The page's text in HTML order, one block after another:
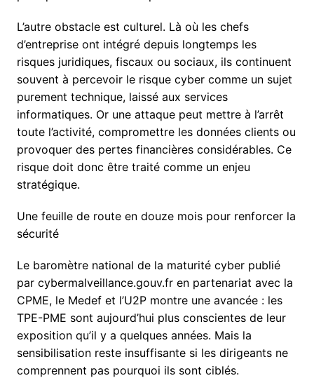
L’autre obstacle est culturel. Là où les chefs
d’entreprise ont intégré depuis longtemps les
risques juridiques, fiscaux ou sociaux, ils continuent
souvent à percevoir le risque cyber comme un sujet
purement technique, laissé aux services
informatiques. Or une attaque peut mettre à l’arrêt
toute l’activité, compromettre les données clients ou
provoquer des pertes financières considérables. Ce
risque doit donc être traité comme un enjeu
stratégique.
Une feuille de route en douze mois pour renforcer la
sécurité
Le baromètre national de la maturité cyber publié
par cybermalveillance.gouv.fr en partenariat avec la
CPME, le Medef et l’U2P montre une avancée : les
TPE-PME sont aujourd’hui plus conscientes de leur
exposition qu’il y a quelques années. Mais la
sensibilisation reste insuffisante si les dirigeants ne
comprennent pas pourquoi ils sont ciblés.